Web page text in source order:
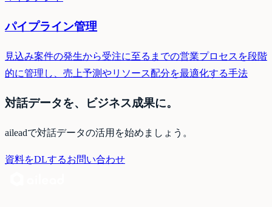
パイプライン管理
見込み案件の発生から受注に至るまでの営業プロセスを段階
的に管理し、売上予測やリソース配分を最適化する手法
対話データを、ビジネス成果に。
aileadで対話データの活用を始めましょう。
資料をDLするお問い合わせ